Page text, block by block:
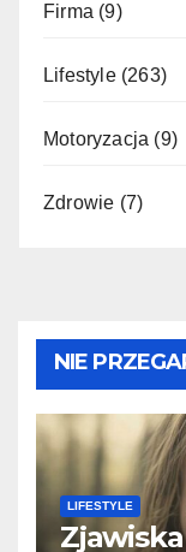
Firma (9)
Lifestyle(263)
Motoryzacja (9)
Zdrowie (7)
NIE
LIFESTYLE